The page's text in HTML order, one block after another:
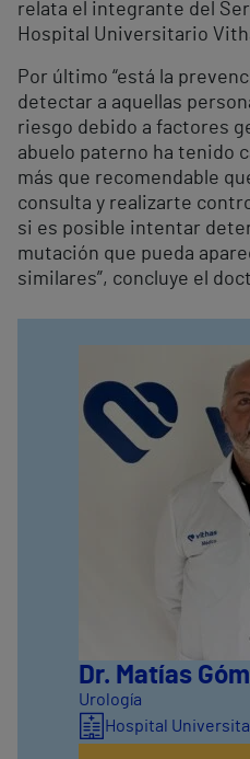
relata el integrante del
Hospital Universitario
Por último “está la
detectar a aquellas
riesgo debido a factores
abuelo paterno ha tenido
más que recomendable
consulta y realizarte
si es posible intentar
mutación que pueda
similares”, concluye el
Dr. Matías
Urología
Hospital